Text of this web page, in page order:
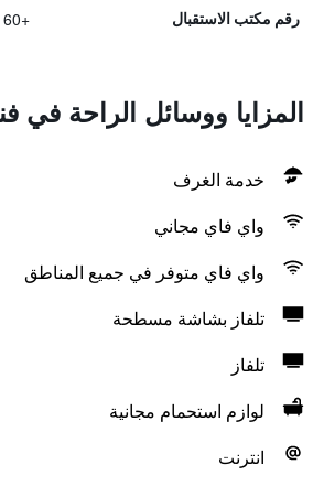
رقم مكتب الاستقبال +60 4537 9888
المزايا ووسائل الراحة في
خدمة الغرف
واي فاي مجاني
واي فاي متوفر في جميع المناطق
تلفاز بشاشة مسطحة
تلفاز
لوازم استحمام مجانية
انترنت